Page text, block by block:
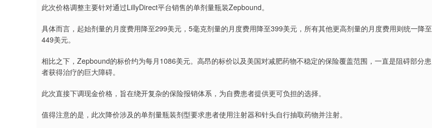
此次价格调整主要针对通过LillyDirect平台销售的单剂量瓶装Zepbound。
具体而言，起始剂量的月度费用降至299美元，5毫克剂量的月度费用降至399美元，所有其他更高剂量的月度费用则统一降至
449美元。
相比之下，Zepbound的标价约为每月1086美元。高昂的标价以及美国对减肥药物不稳定的保险覆盖范围，一直是阻碍部分患
者获得治疗的巨大障碍。
此次直接下调现金价格，旨在绕开复杂的保险报销体系，为自费患者提供更可负担的选择。
值得注意的是，此次降价涉及的单剂量瓶装剂型要求患者使用注射器和针头自行抽取药物并注射。